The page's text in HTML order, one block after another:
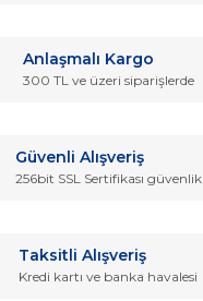
hatalar bulunuyor.
Gönder
Anlaşmalı Kargo
300 TL ve üzeri siparişlerde
Güvenli Alışveriş
256bit SSL Sertifikası güvenlik
Taksitli Alışveriş
Kredi kartı ve banka havalesi